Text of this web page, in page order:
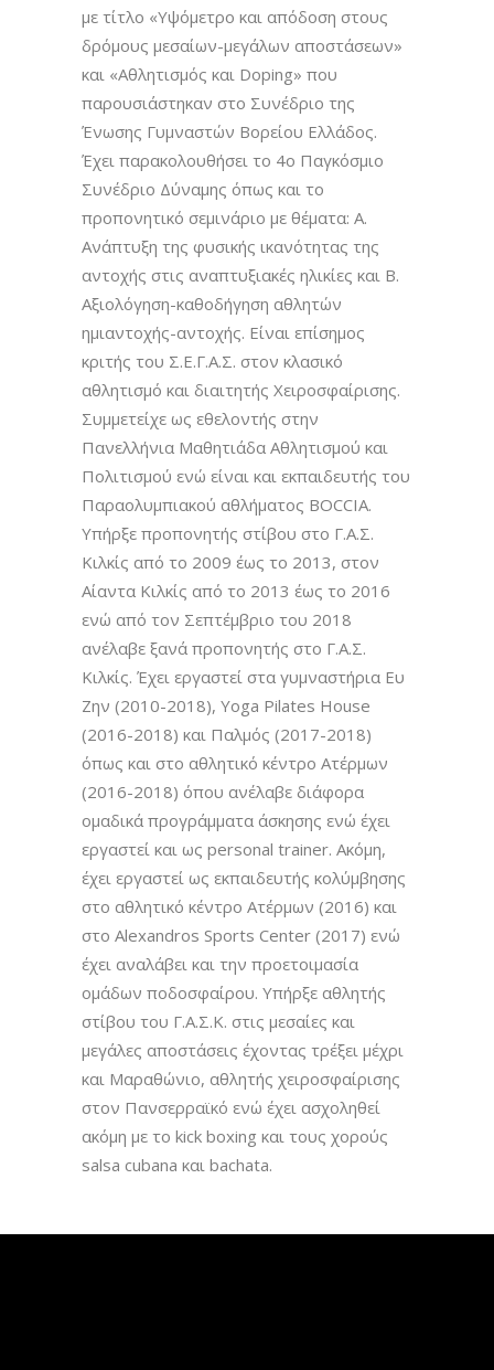
με τίτλο «Υψόμετρο και απόδοση στους
δρόμους μεσαίων-μεγάλων αποστάσεων»
και «Αθλητισμός και Doping» που
παρουσιάστηκαν στο Συνέδριο της
Ένωσης Γυμναστών Βορείου Ελλάδος.
Έχει παρακολουθήσει το 4ο Παγκόσμιο
Συνέδριο Δύναμης όπως και το
προπονητικό σεμινάριο με θέματα: Α.
Ανάπτυξη της φυσικής ικανότητας της
αντοχής στις αναπτυξιακές ηλικίες και Β.
Αξιολόγηση-καθοδήγηση αθλητών
ημιαντοχής-αντοχής. Είναι επίσημος
κριτής του Σ.Ε.Γ.Α.Σ. στον κλασικό
αθλητισμό και διαιτητής Χειροσφαίρισης.
Συμμετείχε ως εθελοντής στην
Πανελλήνια Μαθητιάδα Αθλητισμού και
Πολιτισμού ενώ είναι και εκπαιδευτής του
Παραολυμπιακού αθλήματος BOCCIA.
Υπήρξε προπονητής στίβου στο Γ.Α.Σ.
Κιλκίς από το 2009 έως το 2013, στον
Αίαντα Κιλκίς από το 2013 έως το 2016
ενώ από τον Σεπτέμβριο του 2018
ανέλαβε ξανά προπονητής στο Γ.Α.Σ.
Κιλκίς. Έχει εργαστεί στα γυμναστήρια Ευ
Ζην (2010-2018), Yoga Pilates House
(2016-2018) και Παλμός (2017-2018)
όπως και στο αθλητικό κέντρο Ατέρμων
(2016-2018) όπου ανέλαβε διάφορα
ομαδικά προγράμματα άσκησης ενώ έχει
εργαστεί και ως personal trainer. Ακόμη,
έχει εργαστεί ως εκπαιδευτής κολύμβησης
στο αθλητικό κέντρο Ατέρμων (2016) και
στο Alexandros Sports Center (2017) ενώ
έχει αναλάβει και την προετοιμασία
ομάδων ποδοσφαίρου. Υπήρξε αθλητής
στίβου του Γ.Α.Σ.Κ. στις μεσαίες και
μεγάλες αποστάσεις έχοντας τρέξει μέχρι
και Μαραθώνιο, αθλητής χειροσφαίρισης
στον Πανσερραϊκό ενώ έχει ασχοληθεί
ακόμη με το kick boxing και τους χορούς
salsa cubana και bachata.